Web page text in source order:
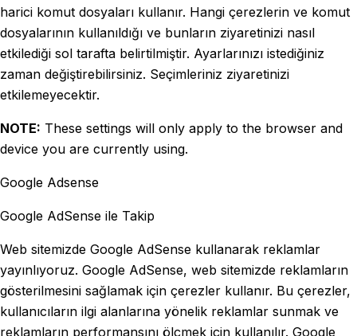
harici komut dosyaları kullanır. Hangi çerezlerin ve komut
dosyalarının kullanıldığı ve bunların ziyaretinizi nasıl
etkilediği sol tarafta belirtilmiştir. Ayarlarınızı istediğiniz
zaman değiştirebilirsiniz. Seçimleriniz ziyaretinizi
etkilemeyecektir.
NOTE: These settings will only apply to the browser and
device you are currently using.
Google Adsense
Google AdSense ile Takip
Web sitemizde Google AdSense kullanarak reklamlar
yayınlıyoruz. Google AdSense, web sitemizde reklamların
gösterilmesini sağlamak için çerezler kullanır. Bu çerezler,
kullanıcıların ilgi alanlarına yönelik reklamlar sunmak ve
reklamların performansını ölçmek için kullanılır. Google